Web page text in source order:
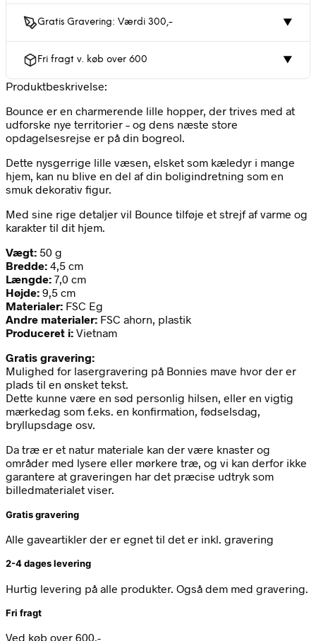
Gratis Gravering: Værdi 300,- ▼
Fri fragt v. køb over 600 ▼
Produktbeskrivelse:
Bounce er en charmerende lille hopper, der trives med at
udforske nye territorier – og dens næste store
opdagelsesrejse er på din bogreol.
Dette nysgerrige lille væsen, elsket som kæledyr i mange
hjem, kan nu blive en del af din boligindretning som en
smuk dekorativ figur.
Med sine rige detaljer vil Bounce tilføje et strejf af varme og
karakter til dit hjem.
Vægt: 50 g
Bredde: 4,5 cm
Længde: 7,0 cm
Højde: 9,5 cm
Materialer: FSC Eg
Andre materialer: FSC ahorn, plastik
Produceret i: Vietnam
Gratis gravering:
Mulighed for lasergravering på Bonnies mave hvor der er
plads til en ønsket tekst.
Dette kunne være en sød personlig hilsen, eller en vigtig
mærkedag som f.eks. en konfirmation, fødselsdag,
bryllupsdage osv.
Da træ er et natur materiale kan der være knaster og
områder med lysere eller mørkere træ, og vi kan derfor ikke
garantere at graveringen har det præcise udtryk som
billedmaterialet viser.
Gratis gravering
Alle gaveartikler der er egnet til det er inkl. gravering
2-4 dages levering
Hurtig levering på alle produkter. Også dem med gravering.
Fri fragt
Ved køb over 600,-